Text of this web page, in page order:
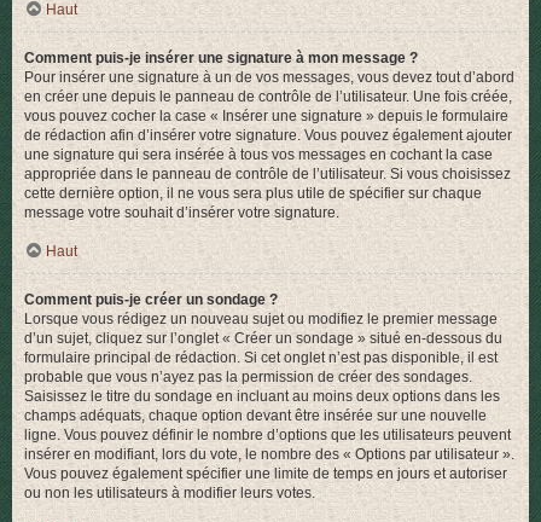
Haut
Comment puis-je insérer une signature à mon message ?
Pour insérer une signature à un de vos messages, vous devez tout d’abord
en créer une depuis le panneau de contrôle de l’utilisateur. Une fois créée,
vous pouvez cocher la case « Insérer une signature » depuis le formulaire
de rédaction afin d’insérer votre signature. Vous pouvez également ajouter
une signature qui sera insérée à tous vos messages en cochant la case
appropriée dans le panneau de contrôle de l’utilisateur. Si vous choisissez
cette dernière option, il ne vous sera plus utile de spécifier sur chaque
message votre souhait d’insérer votre signature.
Haut
Comment puis-je créer un sondage ?
Lorsque vous rédigez un nouveau sujet ou modifiez le premier message
d’un sujet, cliquez sur l’onglet « Créer un sondage » situé en-dessous du
formulaire principal de rédaction. Si cet onglet n’est pas disponible, il est
probable que vous n’ayez pas la permission de créer des sondages.
Saisissez le titre du sondage en incluant au moins deux options dans les
champs adéquats, chaque option devant être insérée sur une nouvelle
ligne. Vous pouvez définir le nombre d’options que les utilisateurs peuvent
insérer en modifiant, lors du vote, le nombre des « Options par utilisateur ».
Vous pouvez également spécifier une limite de temps en jours et autoriser
ou non les utilisateurs à modifier leurs votes.